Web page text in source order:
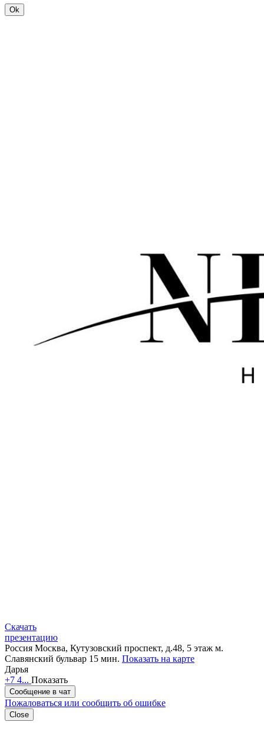
Ok
Скачать
презентацию
Россия Москва, Кутузовский проспект, д.48, 5 этаж м.
Славянский бульвар 15 мин. Показать на карте
Дарья
+7 4... Показать
Сообщение в чат
Пожаловаться или сообщить об ошибке
Close